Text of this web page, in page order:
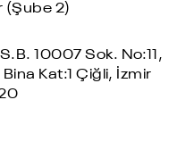
(Şube 2)
10007 Sok. No:11,
Bina Kat:1 Çiğli, İzmir